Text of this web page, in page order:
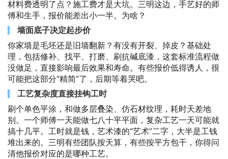
材料费透明了点？施工费才是大坑。三明这边，手艺好的师
傅和生手，报价能差出小一半。为啥？
墙面底子决定起步价
你家墙是毛坯还是旧墙翻新？有没有开裂、掉皮？基础处
理，包括修补、找平、打磨、刷抗碱底漆，这套标准流程做
没做足，直接影响最后效果和寿命。有些报价低得诱人，很
可能把这部分“精简”了，后期等着哭吧。
工艺复杂度直接挂钩工时
刷个单色平涂，和做多层叠染、仿石材纹理，耗时天差地
别。一个师傅一天能做七八十平平面，复杂工艺一天可能就
搞十几平。工时就是钱，艺术漆的“艺术”二字，大半是工钱
堆出来的。三明有些团队按天算，有些按平方包干，你得问
清他报价对应的是哪种工艺。